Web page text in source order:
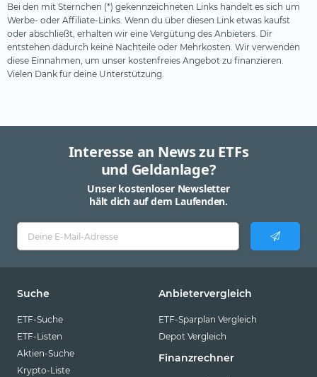
Bei den mit Sternchen (*) gekennzeichneten Links handelt es sich um
Werbe- oder Affiliate-Links. Wenn du über diesen Link etwas kaufst
oder abschließt, erhalten wir eine Vergütung des Anbieters. Dir
entstehen dadurch keine Nachteile oder Mehrkosten. Wir verwenden
diese Einnahmen, um unser kostenfreies Angebot zu finanzieren.
Vielen Dank für deine Unterstützung.
Interesse an News zu ETFs
und Geldanlage?
Unser kostenloser Newsletter
hält dich auf dem Laufenden.
Suche
ETF-Suche
ETF-Listen
Aktien-Suche
Krypto-Liste
Anbietervergleich
ETF-Sparplan Vergleich
Depot Vergleich
Finanzrechner